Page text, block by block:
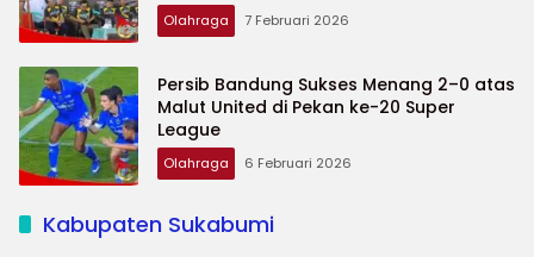
Olahraga 7 Februari 2026
Persib Bandung Sukses Menang 2–0 atas
Malut United di Pekan ke-20 Super
League
Olahraga 6 Februari 2026
Kabupaten Sukabumi